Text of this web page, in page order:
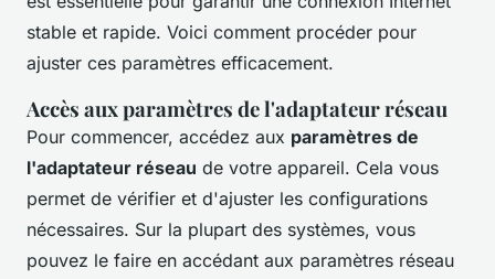
stable et rapide. Voici comment procéder pour
ajuster ces paramètres efficacement.
Accès aux paramètres de l'adaptateur réseau
Pour commencer, accédez aux paramètres de
l'adaptateur réseau de votre appareil. Cela vous
permet de vérifier et d'ajuster les configurations
nécessaires. Sur la plupart des systèmes, vous
pouvez le faire en accédant aux paramètres réseau